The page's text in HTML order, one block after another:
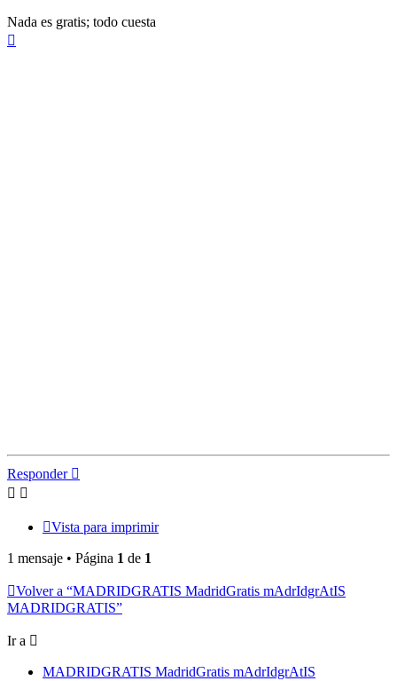
Nada es gratis; todo cuesta
Responder
Vista para imprimir
1 mensaje • Página 1 de 1
Volver a “MADRIDGRATIS MadridGratis mAdrIdgrAtIS
MADRIDGRATIS”
Ir a
MADRIDGRATIS MadridGratis mAdrIdgrAtIS